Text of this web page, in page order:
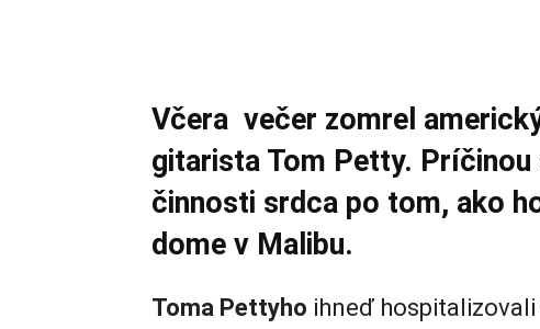
Včera večer zomrel
gitarista Tom Petty.
činnosti srdca po tom, ako
dome v Malibu.
Toma Pettyho ihneď